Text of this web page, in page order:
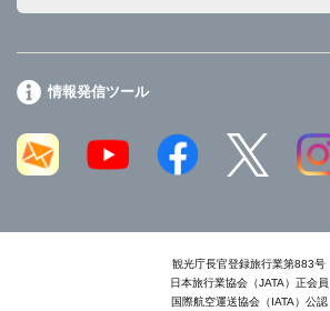
情報発信ツール
観光庁長官登録旅行業第883号
日本旅行業協会（JATA）正会員
国際航空運送協会（IATA）公認